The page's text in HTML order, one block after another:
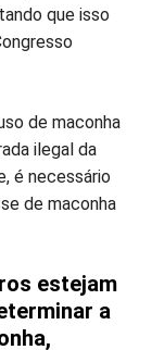
que isso
de maconha
ilegal da
é necessário
de maconha
estejam
a